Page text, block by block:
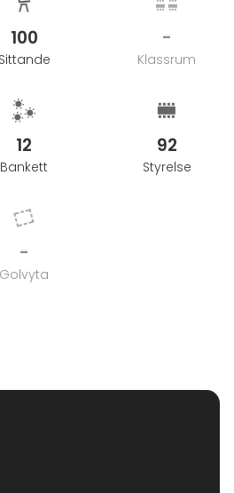
100
Sittande
-
Klassrum
12
Bankett
92
Styrelse
-
Golvyta